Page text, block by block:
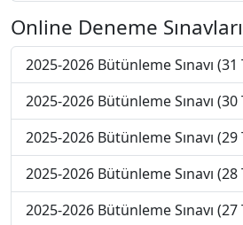
Online Deneme Sınavları
2025-2026 Bütünleme Sınavı
2025-2026 Bütünleme Sınavı
2025-2026 Bütünleme Sınavı
2025-2026 Bütünleme Sınavı
2025-2026 Bütünleme Sınavı